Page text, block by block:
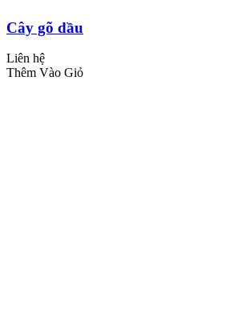
Cây gõ dầu
Liên hệ
Thêm Vào Giỏ